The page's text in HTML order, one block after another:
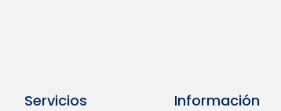
Servicios Información